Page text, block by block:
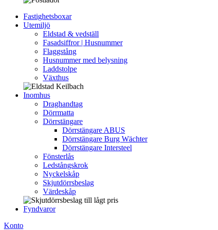
Fastighetsboxar
Utemiljö
Eldstad & vedställ
Fasadsiffror | Husnummer
Flaggstång
Husnummer med belysning
Laddstolpe
Växthus
Inomhus
Draghandtag
Dörrmatta
Dörrstängare
Dörrstängare ABUS
Dörrstängare Burg Wächter
Dörrstängare Intersteel
Fönsterlås
Ledstångskrok
Nyckelskåp
Skjutdörrsbeslag
Värdeskåp
Fyndvaror
Konto